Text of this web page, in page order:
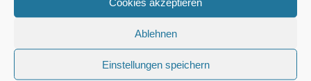
Ablehnen
Einstellungen speichern
alu // ROADINGER
Universal Case FOA…
schwarz // ROADINGER
Universal Case FOA…